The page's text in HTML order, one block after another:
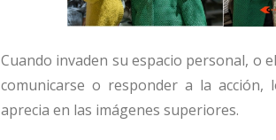
Cuando invaden su espacio personal, o
comunicarse o responder a la acción,
aprecia en las imágenes superiores.